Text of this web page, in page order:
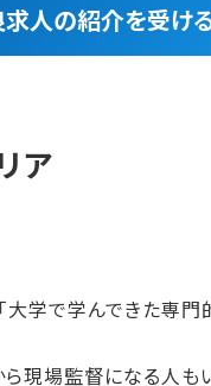
求人の紹介を受け
ア
学で学んできた専門
現場監督になる人も